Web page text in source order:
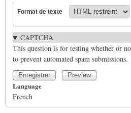
Format de texte
CAPTCHA
This question is for testing whether or
to prevent automated spam submissions.
Language
French